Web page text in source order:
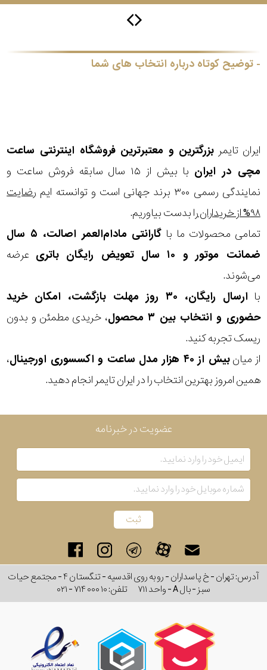
توضیح کوتاه درباره انتخاب های شما
ایران تایمر بزرگترین و معتبرترین فروشگاه اینترنتی ساعت
مچی در ایران
با بیش از ۱۵ سال سابقه فروش ساعت و
نمایندگی رسمی ۳۰۰ برند جهانی است و توانسته ایم
رضایت
۹۸% از خریداران
را بدست بیاوریم.
تمامی محصولات ما با
گارانتی مادام‌العمر اصالت، ۵ سال
ضمانت موتور و ۱۰ سال تعویض رایگان باتری
عرضه
می‌شوند.
با
ارسال رایگان، ۳۰ روز مهلت بازگشت، امکان خرید
حضوری و انتخاب بین ۳ محصول
، خریدی مطمئن و بدون
ریسک تجربه کنید.
از میانبیش از ۴۰ هزار مدل ساعت و اکسسوری اورجینال
،
همین امروز بهترین انتخاب را در ایران تایمر انجام دهید.
ساعت
سلکشن
نمایش
بیشتر...
نوع
محصول
رنگ
بکار
گارانتی
اصالت
سایز
باتری
عضویت در خبرنامه
آدرس: تهران - خ پاسداران - رو به روی اقدسیه - تنگستان ۴ - مجتمع حیات
سبز - بال A - واحد ۷۱۱
تلفن:۰۲۱ - ۷۱۴ ۰۰۰ ۱۰